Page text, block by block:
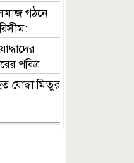
গঠনে
পবিত্র
যোদ্ধা মিতুর